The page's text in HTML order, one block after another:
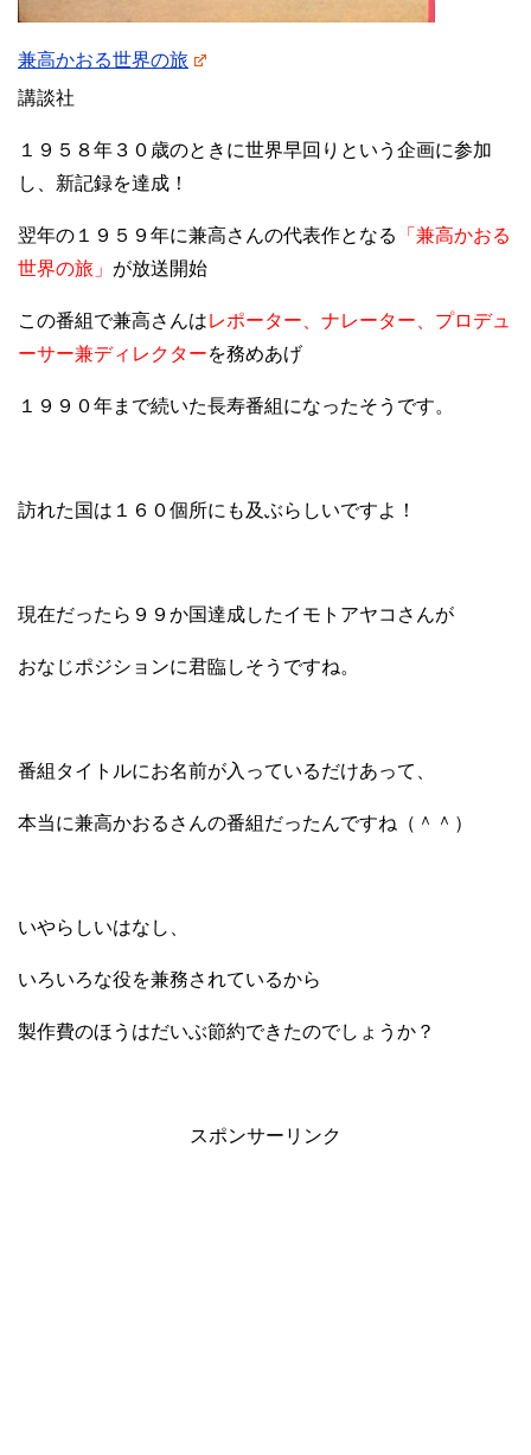
兼高かおる世界の旅
講談社
１９５８年３０歳のときに世界早回りという企画に参加
し、新記録を達成！
翌年の１９５９年に兼高さんの代表作となる
「兼高かおる
世界の旅」 が放送開始
この番組で兼高さんはレポーター、ナレーター、プロデュ
ーサー兼ディレクターを務めあげ
１９９０年まで続いた長寿番組になったそうです。
訪れた国は１６０個所にも及ぶらしいですよ！
現在だったら９９か国達成したイモトアヤコさんが
おなじポジションに君臨しそうですね。
番組タイトルにお名前が入っているだけあって、
本当に兼高かおるさんの番組だったんですね（＾＾）
いやらしいはなし、
いろいろな役を兼務されているから
製作費のほうはだいぶ節約できたのでしょうか？
スポンサーリンク